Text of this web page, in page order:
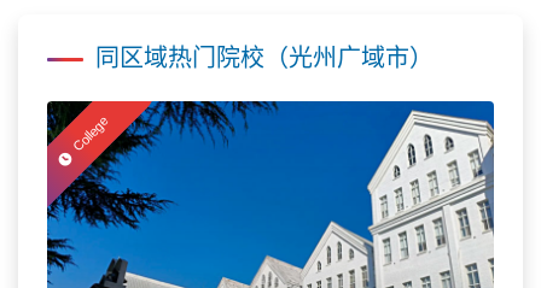
同区域热门院校（光州广域市）
College